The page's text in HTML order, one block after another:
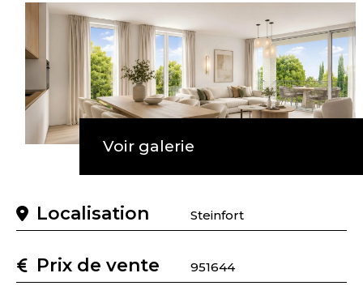
Voir galerie
Localisation Steinfort
Prix de vente 951644